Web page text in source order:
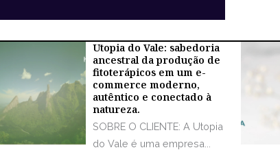
Utopia do Vale: sabedoria
ancestral da produção de
fitoterápicos em um e-
commerce moderno,
autêntico e conectado à
natureza.
SOBRE O CLIENTE: A Utopia
do Vale é uma empresa...